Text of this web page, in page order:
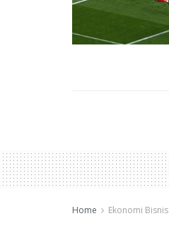
Home Ekonomi Bisnis